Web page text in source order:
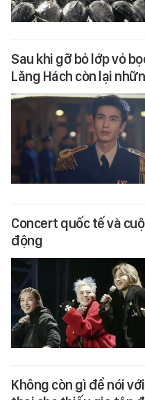
Sau khi gỡ bỏ lớp vỏ
Lăng Hách còn lại
Concert quốc tế và
động
Không còn gì để nói